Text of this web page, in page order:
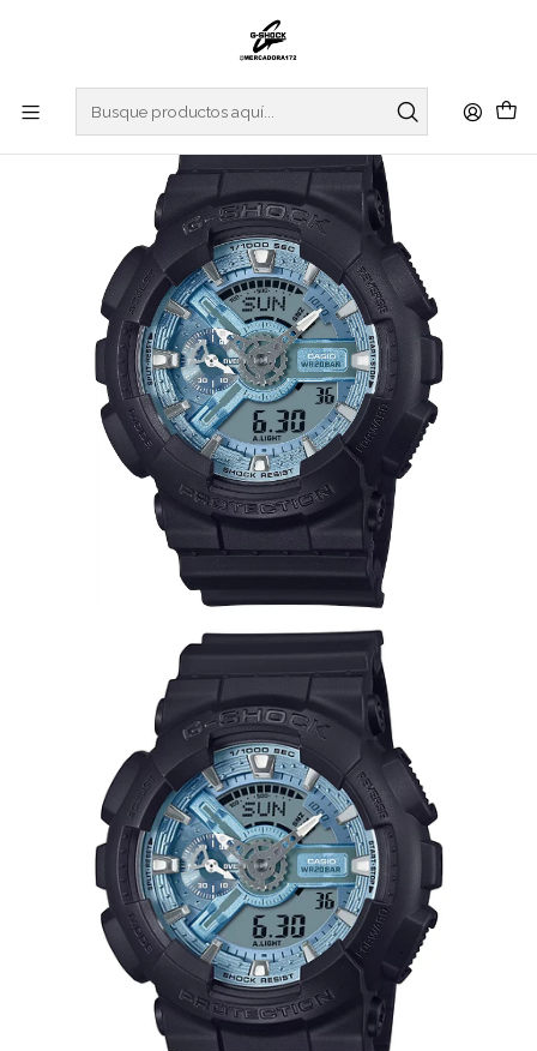
G-SHOCK
Serie de esfera de color metálico GA-110CD-1A2ER